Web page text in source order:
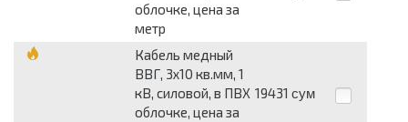
облочке, цена за
метр
Кабель медный
ВВГ, 3х10 кв.мм, 1
кВ, силовой, в ПВХ
облочке, цена за
19431 сум